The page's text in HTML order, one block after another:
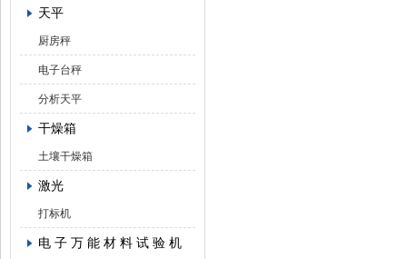
天平
厨房秤
电子台秤
分析天平
干燥箱
土壤干燥箱
激光
打标机
电 子 万 能 材 料 试 验 机